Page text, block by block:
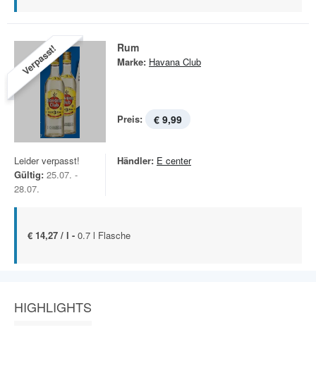
Verpasst! Rum
Marke: Havana Club
Preis: € 9,99
Leider verpasst!
Gültig: 25.07. -
28.07.
Händler: E center
€ 14,27 / l - 0.7 l Flasche
HIGHLIGHTS